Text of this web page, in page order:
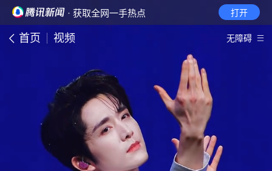
· 获取全网一手热点 打开
首页 视频 无障碍